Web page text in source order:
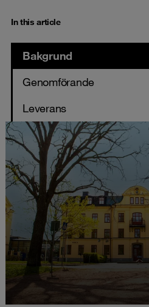
In this article
Bakgrund
Genomförande
Leverans